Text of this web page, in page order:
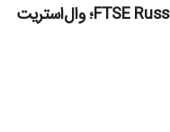
همکاری جدید چین‌لینک و شرکت FTSE Russell؛ وال‌استریت